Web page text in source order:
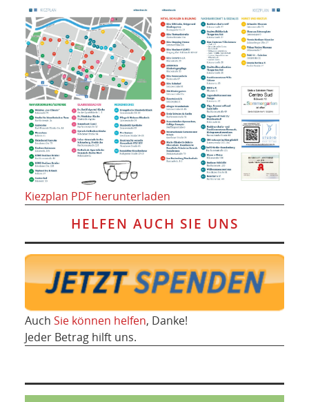
Kiezplan PDF herunterladen
HELFEN AUCH SIE UNS
Auch Sie können helfen, Danke!
Jeder Betrag hilft uns.